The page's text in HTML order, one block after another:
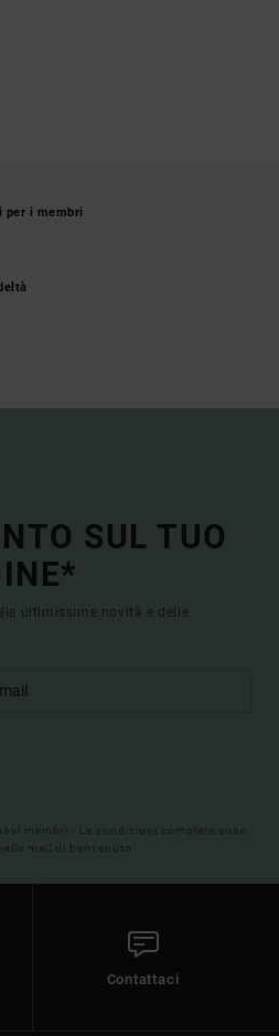
per i membri
SUL TUO
ultimissime novità e delle
membri - Le condizioni complete sono
mail di benvenuto
Contattaci